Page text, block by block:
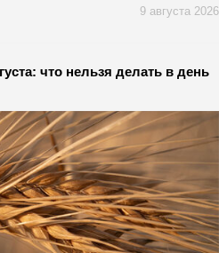
9 августа 2026
что нельзя делать в день